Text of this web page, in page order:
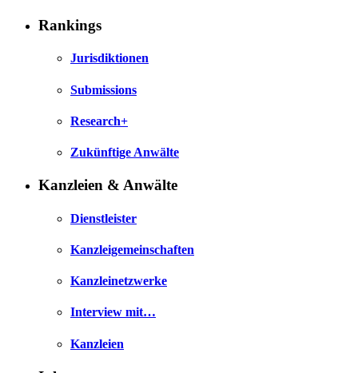
Rankings
Jurisdiktionen
Submissions
Research+
Zukünftige Anwälte
Kanzleien & Anwälte
Dienstleister
Kanzleigemeinschaften
Kanzleinetzwerke
Interview mit…
Kanzleien